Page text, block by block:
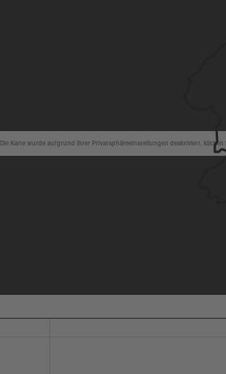
Die Karte wurde aufgrund Ihrer Privatsphäreeinstellungen deaktiviert,